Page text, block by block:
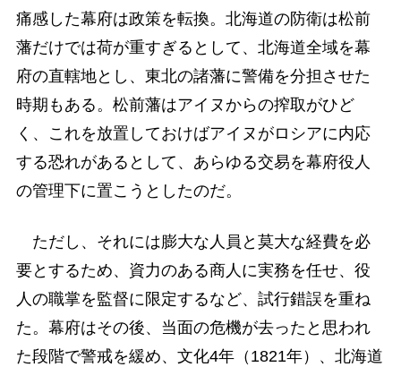
痛感した幕府は政策を転換。北海道の防衛は松前
藩だけでは荷が重すぎるとして、北海道全域を幕
府の直轄地とし、東北の諸藩に警備を分担させた
時期もある。松前藩はアイヌからの搾取がひど
く、これを放置しておけばアイヌがロシアに内応
する恐れがあるとして、あらゆる交易を幕府役人
の管理下に置こうとしたのだ。
ただし、それには膨大な人員と莫大な経費を必
要とするため、資力のある商人に実務を任せ、役
人の職掌を監督に限定するなど、試行錯誤を重ね
た。幕府はその後、当面の危機が去ったと思われ
た段階で警戒を緩め、文化4年（1821年）、北海道